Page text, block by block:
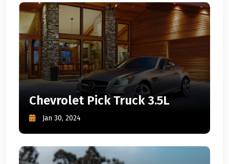
Chevrolet Pick Truck 3.5L
Jan 30, 2024